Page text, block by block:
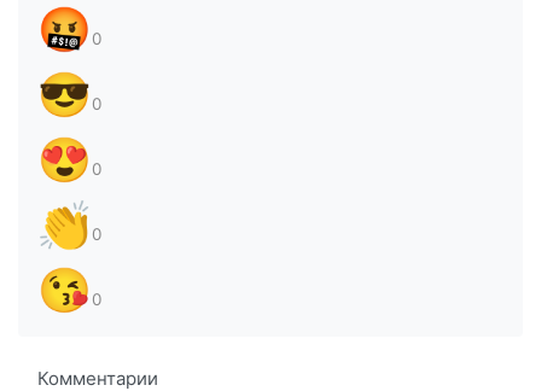
🤬 0
😎0
😍 0
👏 0
😘 0
Комментарии